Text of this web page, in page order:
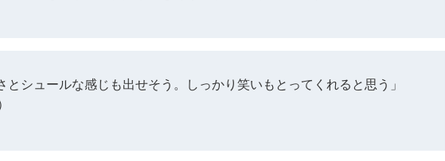
とシュールな感じも出せそう。しっかり笑いもとってくれると思う」